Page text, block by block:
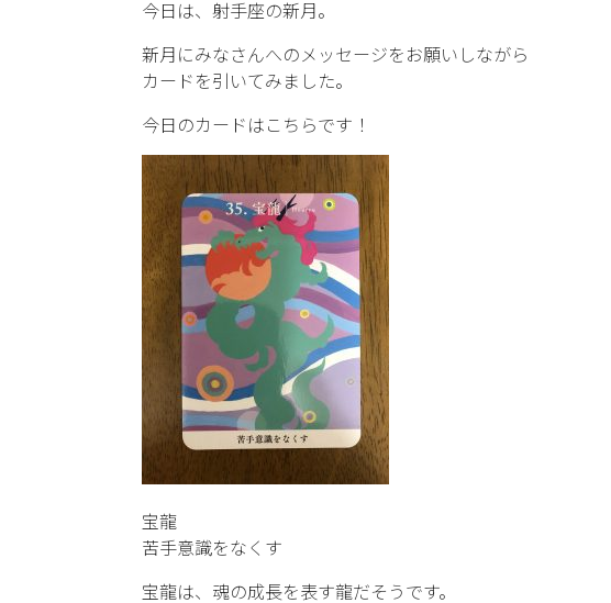
今日は、射手座の新月。
新月にみなさんへのメッセージをお願いしながら
カードを引いてみました。
今日のカードはこちらです！
宝龍
苦手意識をなくす
宝龍は、魂の成長を表す龍だそうです。